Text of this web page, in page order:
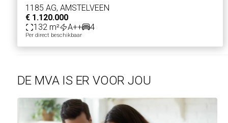
1185 AG, AMSTELVEEN
€ 1.120.000
132 m²
A++ 4
Per direct beschikbaar
DE MVA IS ER VOOR JOU